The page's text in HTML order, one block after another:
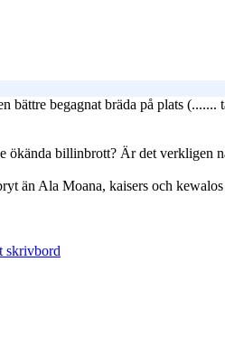
bättre begagnat bräda på plats
billinbrott? Är det verkligen
än Ala Moana, kaisers och